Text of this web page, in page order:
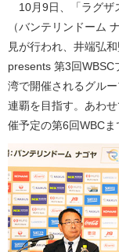
10月9日、「ラグザ
（バンテリンドーム
見が行われ、井端弘
presents 第3回WBSC
湾で開催されるグル
連覇を目指す。あわ
催予定の第6回WBCま